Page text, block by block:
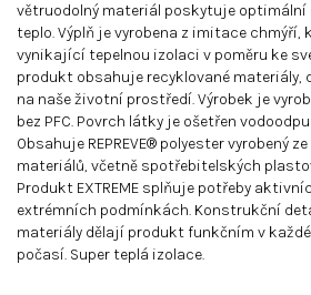
větruodolný materiál poskytuje optimální
teplo. Výplň je vyrobena z imitace
vynikající tepelnou izolaci v poměru ke
produkt obsahuje recyklované materiály,
na naše životní prostředí. Výrobek je
bez PFC. Povrch látky je ošetřen
Obsahuje REPREVE® polyester vyrobený
materiálů, včetně spotřebitelských
Produkt EXTREME splňuje potřeby
extrémních podmínkách. Konstrukční
materiály dělají produkt funkčním v
počasí. Super teplá izolace.